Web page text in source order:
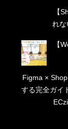
【
れな
【
Figma ×
する完全ガイ